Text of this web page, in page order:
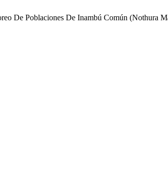
De Poblaciones De Inambú Común (Nothura